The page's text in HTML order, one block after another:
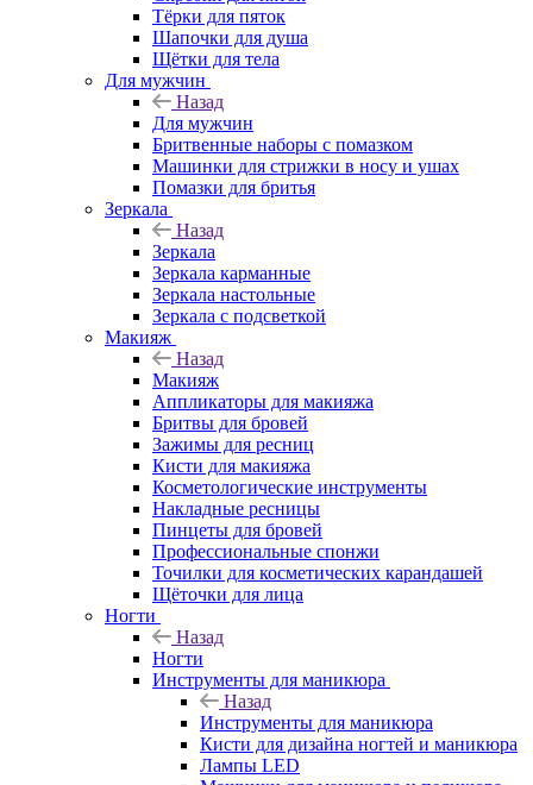
Тёрки для пяток
Шапочки для душа
Щётки для тела
Для мужчин
Назад
Для мужчин
Бритвенные наборы с помазком
Машинки для стрижки в носу и ушах
Помазки для бритья
Зеркала
Назад
Зеркала
Зеркала карманные
Зеркала настольные
Зеркала с подсветкой
Макияж
Назад
Макияж
Аппликаторы для макияжа
Бритвы для бровей
Зажимы для ресниц
Кисти для макияжа
Косметологические инструменты
Накладные ресницы
Пинцеты для бровей
Профессиональные спонжи
Точилки для косметических карандашей
Щёточки для лица
Ногти
Назад
Ногти
Инструменты для маникюра
Назад
Инструменты для маникюра
Кисти для дизайна ногтей и маникюра
Лампы LED